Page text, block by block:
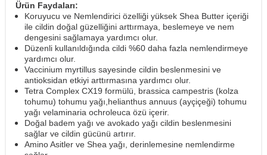
Ürün Faydaları:
Koruyucu ve Nemlendirici özelliği yüksek Shea Butter içeriği
ile cildin doğal güzelliğini arttırmaya, beslemeye ve nem
dengesini sağlamaya yardımcı olur.
Düzenli kullanıldığında cildi %60 daha fazla nemlendirmeye
yardımcı olur.
Vaccinium myrtillus sayesinde cildin beslenmesini ve
antioksidan etkiyi arttırmasına yardımcı olur.
Tetra Complex CX19 formülü, brassica campestris (kolza
tohumu) tohumu yağı,helianthus annuus (ayçiçeği) tohumu
yağı velaminaria ochroleuca özü içerir.
Doğal badem yağı ve avokado yağı cildin beslenmesini
sağlar ve cildin gücünü artırır.
Amino Asitler ve Shea yağı, derinlemesine nemlendirme